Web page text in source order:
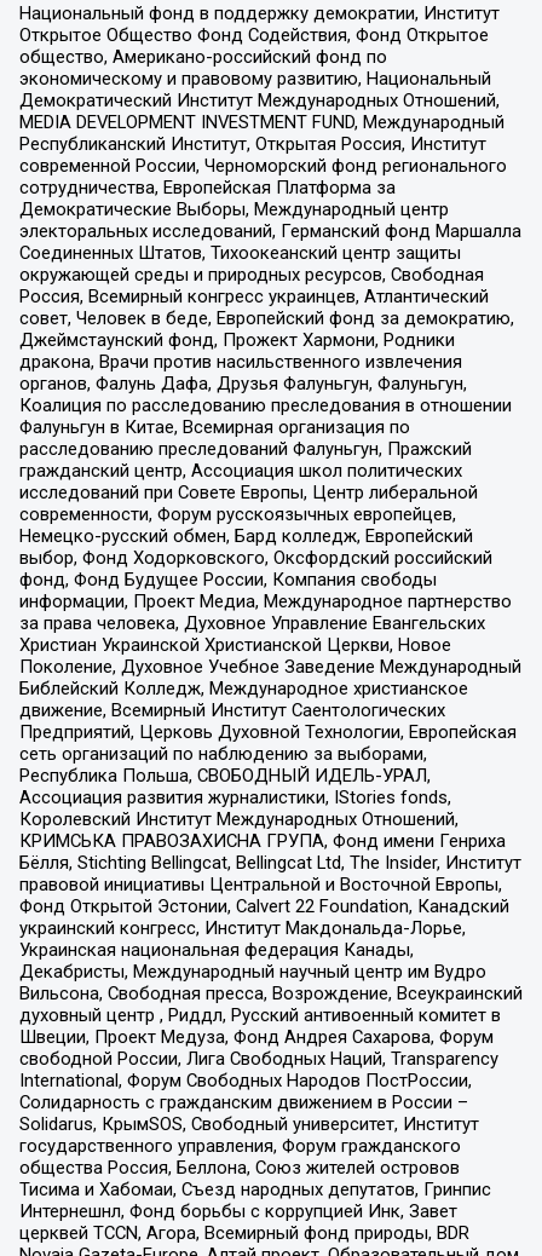
Национальный фонд в поддержку демократии, Институт
Открытое Общество Фонд Содействия, Фонд Открытое
общество, Американо-российский фонд по
экономическому и правовому развитию, Национальный
Демократический Институт Международных Отношений,
MEDIA DEVELOPMENT INVESTMENT FUND, Международный
Республиканский Институт, Открытая Россия, Институт
современной России, Черноморский фонд регионального
сотрудничества, Европейская Платформа за
Демократические Выборы, Международный центр
электоральных исследований, Германский фонд Маршалла
Соединенных Штатов, Тихоокеанский центр защиты
окружающей среды и природных ресурсов, Свободная
Россия, Всемирный конгресс украинцев, Атлантический
совет, Человек в беде, Европейский фонд за демократию,
Джеймстаунский фонд, Прожект Хармони, Родники
дракона, Врачи против насильственного извлечения
органов, Фалунь Дафа, Друзья Фалуньгун, Фалуньгун,
Коалиция по расследованию преследования в отношении
Фалуньгун в Китае, Всемирная организация по
расследованию преследований Фалуньгун, Пражский
гражданский центр, Ассоциация школ политических
исследований при Совете Европы, Центр либеральной
современности, Форум русскоязычных европейцев,
Немецко-русский обмен, Бард колледж, Европейский
выбор, Фонд Ходорковского, Оксфордский российский
фонд, Фонд Будущее России, Компания свободы
информации, Проект Медиа, Международное партнерство
за права человека, Духовное Управление Евангельских
Христиан Украинской Христианской Церкви, Новое
Поколение, Духовное Учебное Заведение Международный
Библейский Колледж, Международное христианское
движение, Всемирный Институт Саентологических
Предприятий, Церковь Духовной Технологии, Европейская
сеть организаций по наблюдению за выборами,
Республика Польша, СВОБОДНЫЙ ИДЕЛЬ-УРАЛ,
Ассоциация развития журналистики, IStories fonds,
Королевский Институт Международных Отношений,
КРИМСЬКА ПРАВОЗАХИСНА ГРУПА, Фонд имени Генриха
Бёлля, Stichting Bellingcat, Bellingcat Ltd, The Insider, Институт
правовой инициативы Центральной и Восточной Европы,
Фонд Открытой Эстонии, Calvert 22 Foundation, Канадский
украинский конгресс, Институт Макдональда-Лорье,
Украинская национальная федерация Канады,
Декабристы, Международный научный центр им Вудро
Вильсона, Свободная пресса, Возрождение, Всеукраинский
духовный центр , Риддл, Русский антивоенный комитет в
Швеции, Проект Медуза, Фонд Андрея Сахарова, Форум
свободной России, Лига Свободных Наций, Transparеncy
International, Форум Свободных Народов ПостРоссии,
Солидарность с гражданским движением в России –
Solidarus, КрымSOS, Свободный университет, Институт
государственного управления, Форум гражданского
общества Россия, Беллона, Союз жителей островов
Тисима и Хабомаи, Съезд народных депутатов, Гринпис
Интернешнл, Фонд борьбы с коррупцией Инк, Завет
церквей TCCN, Агора, Всемирный фонд природы, BDR